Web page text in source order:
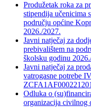
Produžetak roka za
stipendija učenicima
području općine
2026./2027.
Javni natječaj za
prebivalištem na
školsku godinu
Javni natječaj za
vatrogasne potrebe
Odluka o
organizacija civilnog